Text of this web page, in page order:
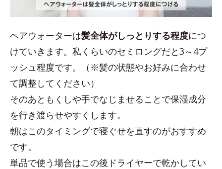
ヘアウォーターは髪全体がしっとりする程度につ
けていきます。私くらいのセミロングだと3～4プ
ッシュ程度です。（※髪の状態やお好みに合わせ
て調整してください）
そのあともくしや手でなじませることで保湿成分
を行き渡らせやすくします。
朝はこのタイミングで寝ぐせを直すのがおすすめ
です。
単品で使う場合はこの後ドライヤーで乾かしてい